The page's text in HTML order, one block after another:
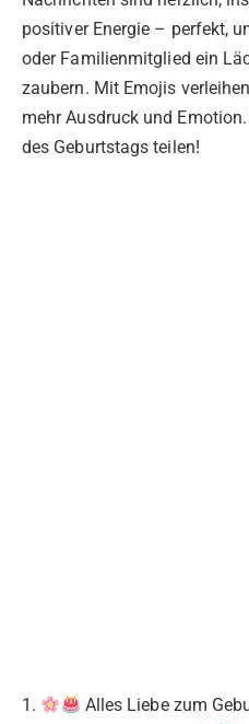
positiver Energie – perfekt,
oder Familienmitglied ein
zaubern. Mit Emojis
mehr Ausdruck und
des Geburtstags teilen!
1.
Alles Liebe zum